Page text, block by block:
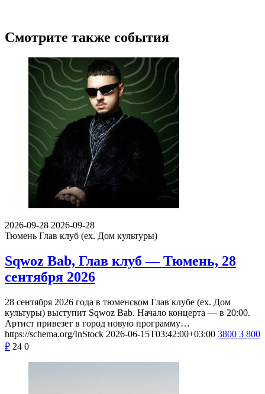
Смотрите также события
2026-09-28 2026-09-28
Тюмень Глав клуб (ex. Дом культуры)
Sqwoz Bab, Глав клуб — Тюмень, 28
сентября 2026
28 сентября 2026 года в тюменском Глав клубе (ex. Дом
культуры) выступит Sqwoz Bab. Начало концерта — в 20:00.
Артист привезет в город новую программу…
https://schema.org/InStock 2026-06-15T03:42:00+03:00 3800 3 800
₽ 24 0